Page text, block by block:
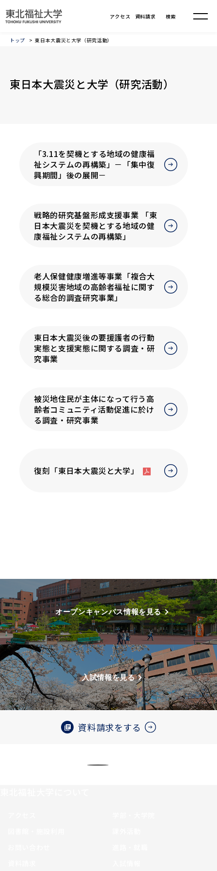
トップ 東日本大震災と大学（研究活動）
東日本大震災と大学（研究活動）
「3.11を契機とする地域の健康福
祉システムの再構築」－「集中復
興期間」後の展開－
戦略的研究基盤形成支援事業 「東
日本大震災を契機とする地域の健
康福祉システムの再構築」
老人保健健康増進等事業「複合大
規模災害地域の高齢者福祉に関す
る総合的調査研究事業」
東日本大震災後の要援護者の行動
実態と支援実態に関する調査・研
究事業
被災地住民が主体になって行う高
齢者コミュニティ活動促進に於け
る調査・研究事業
復刻「東日本大震災と大学」
オープンキャンパス情報を見る
入試情報を見る
資料請求をする